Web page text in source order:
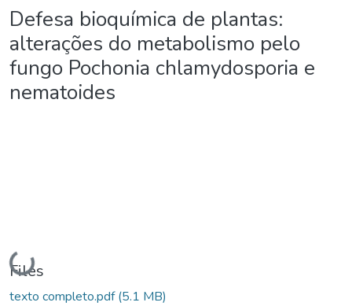
Defesa bioquímica de plantas:
alterações do metabolismo pelo
fungo Pochonia chlamydosporia e
nematoides
Loading...
Files
texto completo.pdf(5.1 MB)